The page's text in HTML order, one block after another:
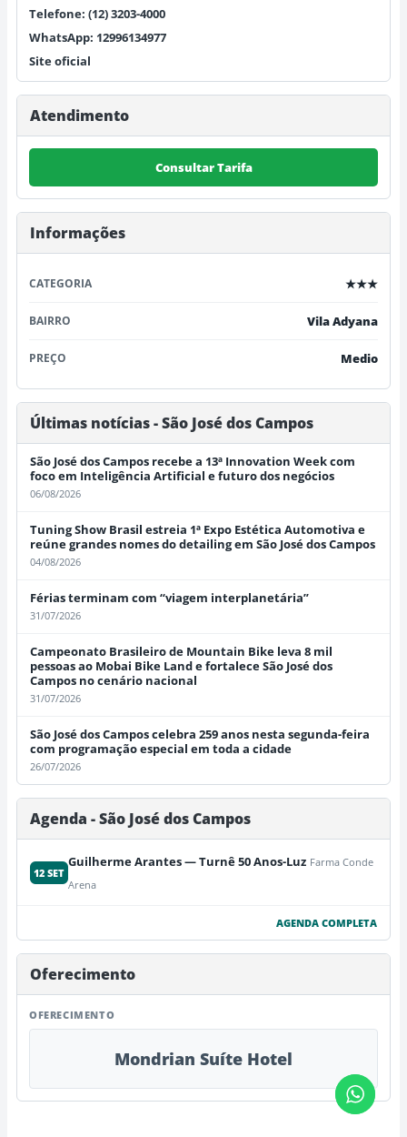
Telefone: (12) 3203-4000
WhatsApp: 12996134977
Site oficial
Atendimento
Consultar Tarifa
Informações
CATEGORIA ★★★
BAIRRO Vila Adyana
PREÇO Medio
Últimas notícias - São José dos Campos
São José dos Campos recebe a 13ª Innovation Week com
foco em Inteligência Artificial e futuro dos negócios
06/08/2026
Tuning Show Brasil estreia 1ª Expo Estética Automotiva e
reúne grandes nomes do detailing em São José dos Campos
04/08/2026
Férias terminam com “viagem interplanetária”
31/07/2026
Campeonato Brasileiro de Mountain Bike leva 8 mil
pessoas ao Mobai Bike Land e fortalece São José dos
Campos no cenário nacional
31/07/2026
São José dos Campos celebra 259 anos nesta segunda-feira
com programação especial em toda a cidade
26/07/2026
Agenda - São José dos Campos
12 SET
Guilherme Arantes — Turnê 50 Anos-Luz Farma Conde
Arena
AGENDA COMPLETA
Oferecimento
OFERECIMENTO
Mondrian Suíte Hotel